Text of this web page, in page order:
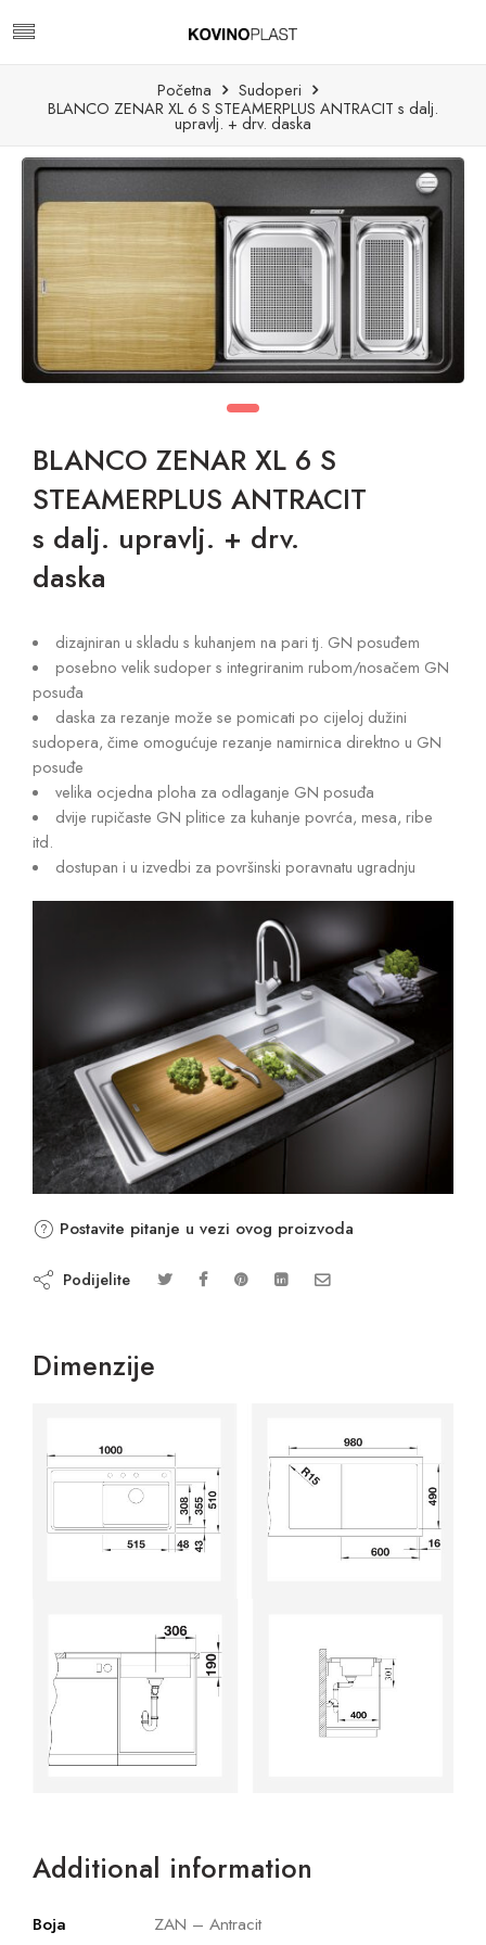
Početna
Sudoperi
BLANCO ZENAR XL 6 S STEAMERPLUS ANTRACIT s dalj.
upravlj. + drv. daska
BLANCO ZENAR XL 6 S
STEAMERPLUS ANTRACIT
s dalj. upravlj. + drv.
daska
dizajniran u skladu s kuhanjem na pari tj. GN posuđem
posebno velik sudoper s integriranim rubom/nosačem GN
posuđa
daska za rezanje može se pomicati po cijeloj dužini
sudopera, čime omogućuje rezanje namirnica direktno u GN
posuđe
velika ocjedna ploha za odlaganje GN posuđa
dvije rupičaste GN plitice za kuhanje povrća, mesa, ribe
itd.
dostupan i u izvedbi za površinski poravnatu ugradnju
Postavite pitanje u vezi ovog proizvoda
Podijelite
Dimenzije
Additional information
Boja ZAN – Antracit